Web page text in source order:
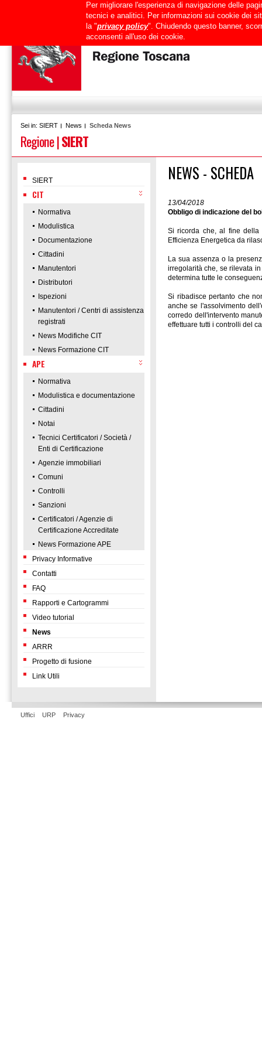
Mappa del sito RTRT Intranet
Sei in: SIERT News Scheda News
Regione|SIERT
SIERT
CIT
Normativa
Modulistica
Documentazione
Cittadini
Manutentori
Distributori
Ispezioni
Manutentori / Centri di assistenza
registrati
News Modifiche CIT
News Formazione CIT
APE
Normativa
Modulistica e documentazione
Cittadini
Notai
Tecnici Certificatori / Società /
Enti di Certificazione
Agenzie immobiliari
Comuni
Controlli
Sanzioni
Certificatori / Agenzie di
Certificazione Accreditate
News Formazione APE
Privacy Informative
Contatti
FAQ
Rapporti e Cartogrammi
Video tutorial
News
ARRR
Progetto di fusione
Link Utili
NEWS - SCHEDA
13/04/2018
Obbligo di indicazione del
Si ricorda che, al fine della
Efficienza Energetica da
La sua assenza o la
irregolarità che, se rilevata
determina tutte le
Si ribadisce pertanto che
anche se l'assolvimento
corredo dell'intervento
effettuare tutti i controlli del
Uffici URP Privacy
Per migliorare l'esperienza di navigazione delle
tecnici e analitici. Per informazioni sui cookie dei
la "privacy policy". Chiudendo questo banner,
acconsenti all'uso dei cookie.